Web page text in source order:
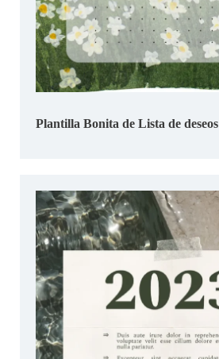
Plantilla Bonita de Lista de deseos